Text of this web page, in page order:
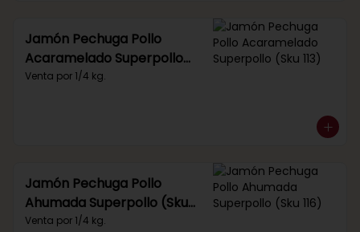
Jamón Pechuga Pollo
Acaramelado Superpollo
(Sku 113)
Venta por 1/4 kg.
Jamón Pechuga Pollo
Ahumada Superpollo (Sku
116)
Venta por 1/4 kg.